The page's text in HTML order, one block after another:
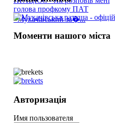
голова профкому ПАТ
«Мукачівський за�...
Моменти нашого міста
Авторизація
Имя пользователя